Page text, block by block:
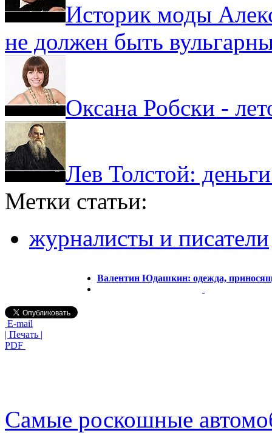
Историк моды
не должен быть
Оксана Робски -
Лев Толстой:
Метки статьи:
журналисты и писатели
Валентин Юдашкин: одежда,
E-mail
| Печать |
PDF
Самые роскошные